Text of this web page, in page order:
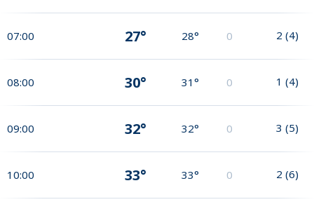
07:00 27° 28° 0 2 (4)
08:00 30° 31° 0 1 (4)
09:00 32° 32° 0 3 (5)
10:00 33° 33° 0 2 (6)